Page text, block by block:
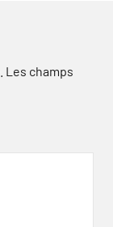
Les champs